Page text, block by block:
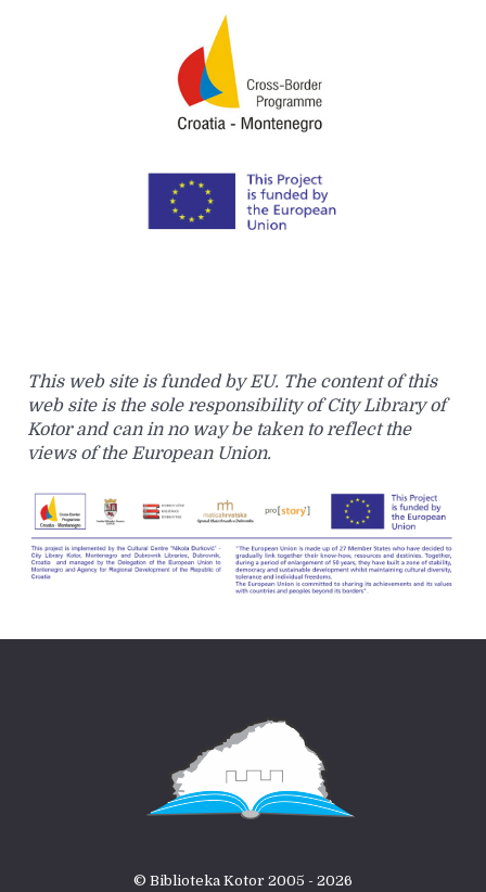
This web site is funded by EU. The content of this
web site is the sole responsibility of City Library of
Kotor and can in no way be taken to reflect the
views of the European Union.
© Biblioteka Kotor 2005 - 2026